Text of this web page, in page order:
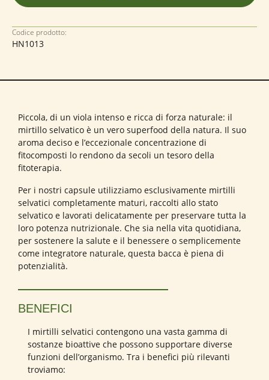
Codice prodotto:
HN1013
Piccola, di un viola intenso e ricca di forza naturale: il
mirtillo selvatico è un vero superfood della natura. Il suo
aroma deciso e l’eccezionale concentrazione di
fitocomposti lo rendono da secoli un tesoro della
fitoterapia.
Per i nostri capsule utilizziamo esclusivamente mirtilli
selvatici completamente maturi, raccolti allo stato
selvatico e lavorati delicatamente per preservare tutta la
loro potenza nutrizionale. Che sia nella vita quotidiana,
per sostenere la salute e il benessere o semplicemente
come integratore naturale, questa bacca è piena di
potenzialità.
BENEFICI
I mirtilli selvatici contengono una vasta gamma di
sostanze bioattive che possono supportare diverse
funzioni dell’organismo. Tra i benefici più rilevanti
troviamo: